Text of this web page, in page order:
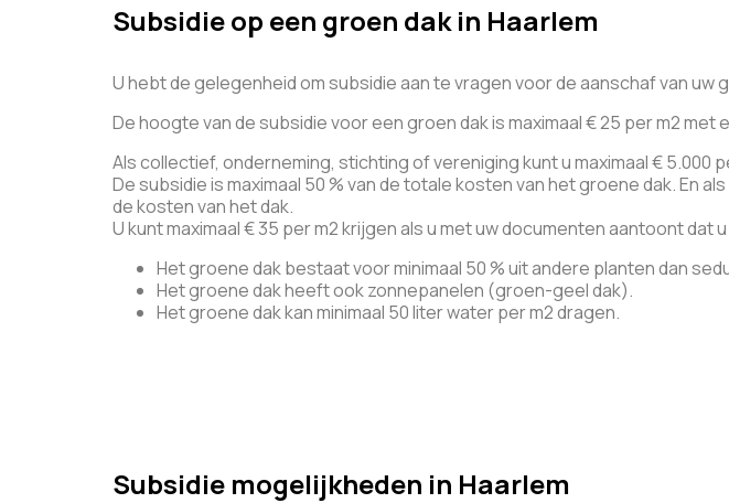
Subsidie op een groen dak in Haarlem
U hebt de gelegenheid om subsidie aan te vragen voor de aanschaf van uw
De hoogte van de subsidie voor een groen dak is maximaal € 25 per m2 met
Als collectief, onderneming, stichting of vereniging kunt u maximaal € 5.000
De subsidie is maximaal 50 % van de totale kosten van het groene dak. En
de kosten van het dak.
U kunt maximaal € 35 per m2 krijgen als u met uw documenten aantoont dat
Het groene dak bestaat voor minimaal 50 % uit andere planten dan
Het groene dak heeft ook zonnepanelen (groen-geel dak).
Het groene dak kan minimaal 50 liter water per m2 dragen.
Subsidie mogelijkheden in Haarlem